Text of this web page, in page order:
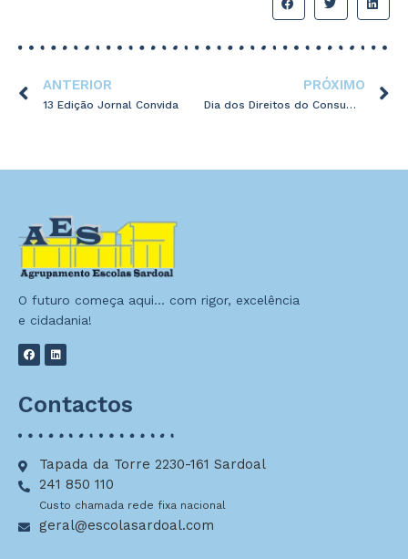
ANTERIOR
13 Edição Jornal Convida
PRÓXIMO
Dia dos Direitos do Consumidor
O futuro começa aqui… com rigor, excelência
e cidadania!
Contactos
Tapada da Torre 2230-161 Sardoal
241 850 110
Custo chamada rede fixa nacional
geral@escolasardoal.com